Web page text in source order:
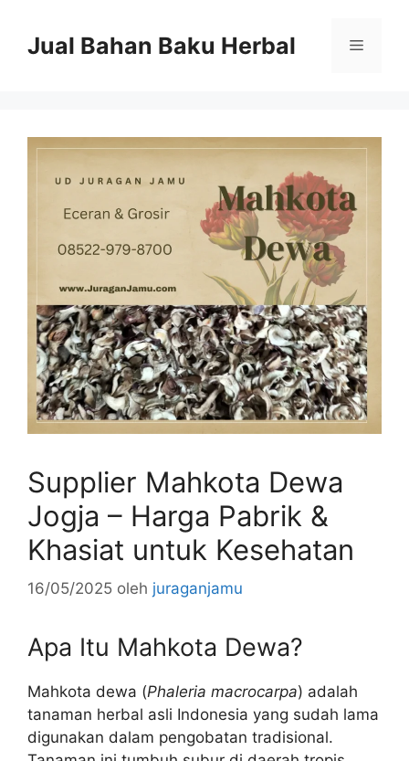
Jual Bahan Baku Herbal Menu
Supplier Mahkota Dewa
Jogja – Harga Pabrik &
Khasiat untuk Kesehatan
16/05/2025 oleh juraganjamu
Apa Itu Mahkota Dewa?
Mahkota dewa (Phaleria macrocarpa) adalah
tanaman herbal asli Indonesia yang sudah lama
digunakan dalam pengobatan tradisional.